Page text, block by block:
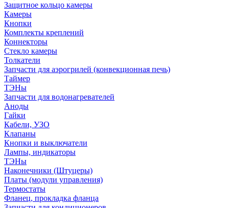
Защитное кольцо камеры
Камеры
Кнопки
Комплекты креплений
Коннекторы
Стекло камеры
Толкатели
Запчасти для аэрогрилей (конвекционная печь)
Таймер
ТЭНы
Запчасти для водонагревателей
Аноды
Гайки
Кабели, УЗО
Клапаны
Кнопки и выключатели
Лампы, индикаторы
ТЭНы
Наконечники (Штуцеры)
Платы (модули управления)
Термостаты
Фланец, прокладка фланца